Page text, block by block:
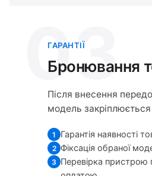
03
ГАРАНТІЇ
Бронювання
Після внесення
модель
1 Гарантія наявності
2 Фіксація обраної
3 Перевірка пристрою